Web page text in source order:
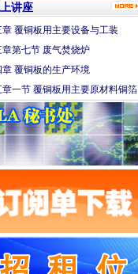
讲座
章 覆铜板用主要设备与工装
章第七节 废气焚烧炉
章 覆铜板的生产环境
章一节 覆铜板用主要原材料铜箔